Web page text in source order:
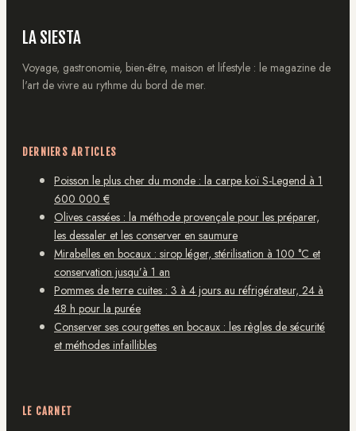
LA SIESTA
Voyage, gastronomie, bien-être, maison et lifestyle : le magazine de
l'art de vivre au rythme du bord de mer.
DERNIERS ARTICLES
Poisson le plus cher du monde : la carpe koï S-Legend à 1
600 000 €
Olives cassées : la méthode provençale pour les préparer,
les dessaler et les conserver en saumure
Mirabelles en bocaux : sirop léger, stérilisation à 100 °C et
conservation jusqu’à 1 an
Pommes de terre cuites : 3 à 4 jours au réfrigérateur, 24 à
48 h pour la purée
Conserver ses courgettes en bocaux : les règles de sécurité
et méthodes infaillibles
LE CARNET